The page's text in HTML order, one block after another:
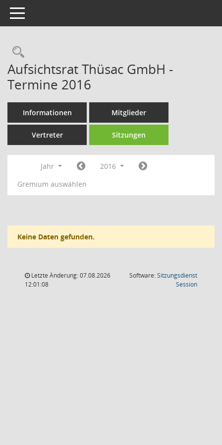
Toggle navigation
Rechercheauswahl
Aufsichtsrat Thüsac GmbH -
Termine 2016
Informationen Mitglieder
Vertreter Sitzungen
Jahr
2016
Gremium auswählen
Keine Daten gefunden.
Letzte Änderung: 07.08.2026
12:01:08
Software:Sitzungsdienst
Session(Wird in